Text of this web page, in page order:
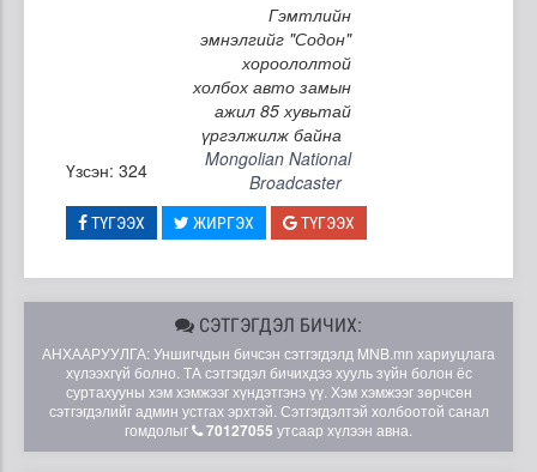
Гэмтлийн
эмнэлгийг "Содон"
хороололтой
холбох авто замын
ажил 85 хувьтай
үргэлжилж байна
Үзсэн: 324
Mongolian National
Broadcaster
ТҮГЭЭХ ЖИРГЭХ ТҮГЭЭХ
СЭТГЭГДЭЛ БИЧИХ:
АНХААРУУЛГА: Уншигчдын бичсэн сэтгэгдэлд MNB.mn хариуцлага
хүлээхгүй болно. ТА сэтгэгдэл бичихдээ хууль зүйн болон ёс
суртахууны хэм хэмжээг хүндэтгэнэ үү. Хэм хэмжээг зөрчсөн
сэтгэгдэлийг админ устгах эрхтэй. Сэтгэгдэлтэй холбоотой санал
гомдолыг
70127055 утсаар хүлээн авна.